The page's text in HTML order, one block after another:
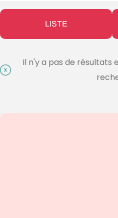
LISTE
Il n'y a pas de résultats